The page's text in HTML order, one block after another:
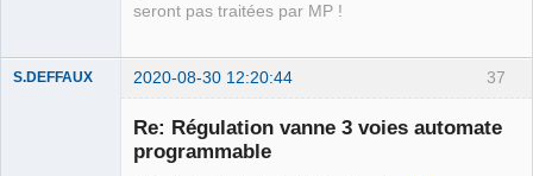
seront pas traitées par MP !
37
S.DEFFAUX 2020-08-30 12:20:44
Re: Régulation vanne 3 voies automate
programmable